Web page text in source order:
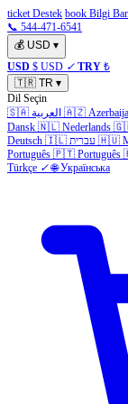
ticket Destek book Bilgi
📞 544-471-6541
💰 USD ▾
USD $ USD ✓ TRY ₺
🇹🇷 TR ▾
Dil Seçin
🇸🇦 العربية 🇦🇿
Dansk 🇳🇱 Nederlands
Deutsch 🇮🇱 עברית 🇭🇺
Português 🇵🇹 Português
Türkçe ✓ 🌐 Українська